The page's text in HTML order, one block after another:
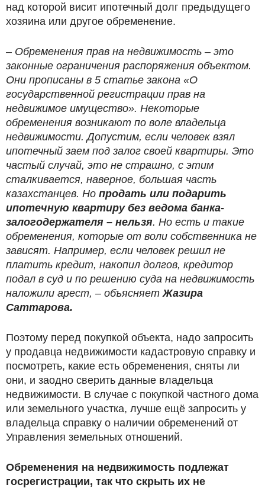
над которой висит ипотечный долг предыдущего
хозяина или другое обременение.
– Обременения прав на недвижимость – это
законные ограничения распоряжения объектом.
Они прописаны в 5 статье закона «О
государственной регистрации прав на
недвижимое имущество». Некоторые
обременения возникают по воле владельца
недвижимости. Допустим, если человек взял
ипотечный заем под залог своей квартиры. Это
частый случай, это не страшно, с этим
сталкивается, наверное, большая часть
казахстанцев. Но продать или подарить
ипотечную квартиру без ведома банка-
залогодержателя – нельзя. Но есть и такие
обременения, которые от воли собственника не
зависят. Например, если человек решил не
платить кредит, накопил долгов, кредитор
подал в суд и по решению суда на недвижимость
наложили арест, – объясняет Жазира
Саттарова.
Поэтому перед покупкой объекта, надо запросить
у продавца недвижимости кадастровую справку и
посмотреть, какие есть обременения, сняты ли
они, и заодно сверить данные владельца
недвижимости. В случае с покупкой частного дома
или земельного участка, лучше ещё запросить у
владельца справку о наличии обременений от
Управления земельных отношений.
Обременения на недвижимость подлежат
госрегистрации, так что скрыть их не